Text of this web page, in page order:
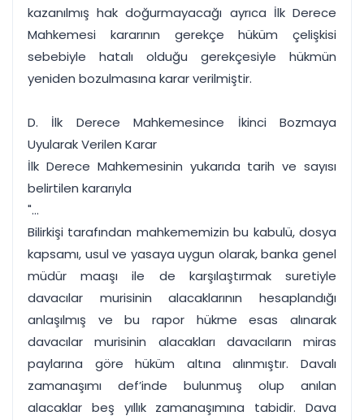
kazanılmış hak doğurmayacağı ayrıca İlk Derece
Mahkemesi kararının gerekçe hüküm çelişkisi
sebebiyle hatalı olduğu gerekçesiyle hükmün
yeniden bozulmasına karar verilmiştir.
D. İlk Derece Mahkemesince İkinci Bozmaya
Uyularak Verilen Karar
İlk Derece Mahkemesinin yukarıda tarih ve sayısı
belirtilen kararıyla
"...
Bilirkişi tarafından mahkememizin bu kabulü, dosya
kapsamı, usul ve yasaya uygun olarak, banka genel
müdür maaşı ile de karşılaştırmak suretiyle
davacılar murisinin alacaklarının hesaplandığı
anlaşılmış ve bu rapor hükme esas alınarak
davacılar murisinin alacakları davacıların miras
paylarına göre hüküm altına alınmıştır. Davalı
zamanaşımı def’inde bulunmuş olup anılan
alacaklar beş yıllık zamanaşımına tabidir. Dava